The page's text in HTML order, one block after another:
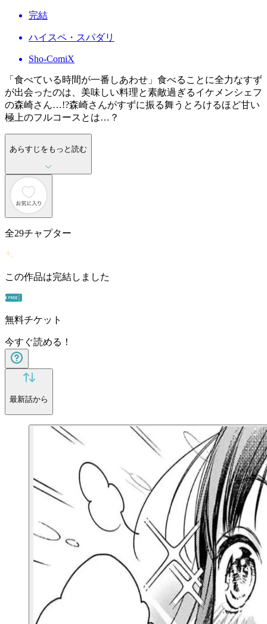
完結
ハイスペ・スパダリ
Sho-ComiX
「食べている時間が一番しあわせ」食べることに全力なすず
が出会ったのは、美味しい料理と素敵過ぎるイケメンシェフ
の森崎さん…!?森崎さんがすずに振る舞うとろけるほど甘い
極上のフルコースとは…？
あらすじをもっと読む
全29チャプター
この作品は完結しました
無料チケット
今すぐ読める！
最新話から